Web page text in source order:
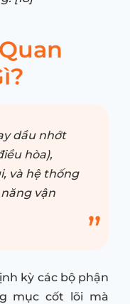
dầu nhớt
hòa),
và hệ thống
vận
kỳ các bộ phận
mục cốt lõi mà